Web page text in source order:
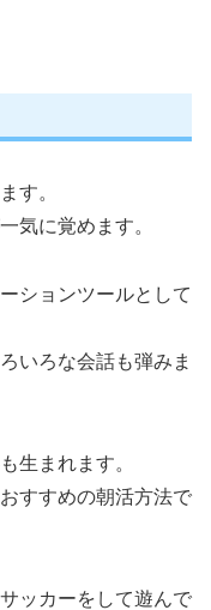
す。
気に覚めます。
ションツールとして
いろな会話も弾みま
生まれます。
すすめの朝活方法で
ッカーをして遊んで